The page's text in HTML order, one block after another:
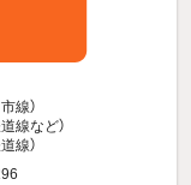
線）
線など）
線）